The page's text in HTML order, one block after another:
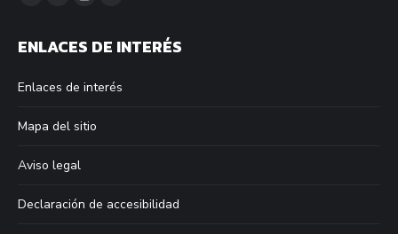
Facebook
opens
new
window
YouTube
opens
new
window
Instagram
opens
new
window
Mail
opens
new
ENLACES DE INTERÉS
Enlaces de interés
Mapa del sitio
Aviso legal
Declaración de accesibilidad